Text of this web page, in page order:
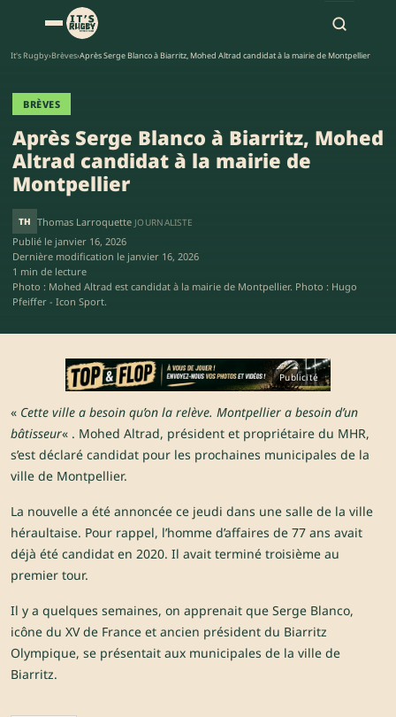
It's Rugby›Brèves›Après Serge Blanco à Biarritz, Mohed Altrad candidat à la mairie de Montpellier
BRÈVES
Après Serge Blanco à Biarritz, Mohed
Altrad candidat à la mairie de
Montpellier
TH Thomas Larroquette JOURNALISTE
Publié le janvier 16, 2026
Dernière modification le janvier 16, 2026
1 min de lecture
Photo : Mohed Altrad est candidat à la mairie de Montpellier. Photo : Hugo
Pfeiffer - Icon Sport.
Publicité
« Cette ville a besoin qu’on la relève. Montpellier a besoin d’un
bâtisseur« . Mohed Altrad, président et propriétaire du MHR,
s’est déclaré candidat pour les prochaines municipales de la
ville de Montpellier.
La nouvelle a été annoncée ce jeudi dans une salle de la ville
héraultaise. Pour rappel, l’homme d’affaires de 77 ans avait
déjà été candidat en 2020. Il avait terminé troisième au
premier tour.
Il y a quelques semaines, on apprenait que Serge Blanco,
icône du XV de France et ancien président du Biarritz
Olympique, se présentait aux municipales de la ville de
Biarritz.